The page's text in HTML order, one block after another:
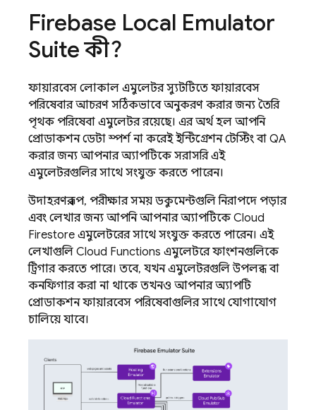
Firebase Local Emulator
Suiteকী?
ফায়ারবেস লোকাল এমুলেটর স্যুটটিতে ফায়ারবেস
পরিষেবার আচরণ সঠিকভাবে অনুকরণ করার জন্য তৈরি
পৃথক পরিষেবা এমুলেটর রয়েছে। এর অর্থ হল আপনি
প্রোডাকশন ডেটা স্পর্শ না করেই ইন্টিগ্রেশন টেস্টিং বা QA
করার জন্য আপনার অ্যাপটিকে সরাসরি এই
এমুলেটরগুলির সাথে সংযুক্ত করতে পারেন।
উদাহরণস্বরূপ, পরীক্ষার সময় ডকুমেন্টগুলি নিরাপদে পড়ার
এবং লেখার জন্য আপনি আপনার অ্যাপটিকেCloud
Firestore এমুলেটরের সাথে সংযুক্ত করতে পারেন। এই
লেখাগুলি Cloud Functions এমুলেটরে ফাংশনগুলিকে
ট্রিগার করতে পারে। তবে, যখন এমুলেটরগুলি উপলব্ধ বা
কনফিগার করা না থাকে তখনও আপনার অ্যাপটি
প্রোডাকশন ফায়ারবেস পরিষেবাগুলির সাথে যোগাযোগ
চালিয়ে যাবে।